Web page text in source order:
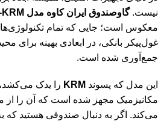
نیست.گاوصندوق ایران کاوه مدل 350RS-KRM
معکوس است؛ جایی که تمام
غول‌پیکر بانکی، در ابعادی بهینه برای
جمع‌آوری شده است.
این مدل که پسوند KRM را یدک
مکانیزمیک مجهز شده است که آن را از
می‌کند. اگر به دنبال صندوقی هستید که